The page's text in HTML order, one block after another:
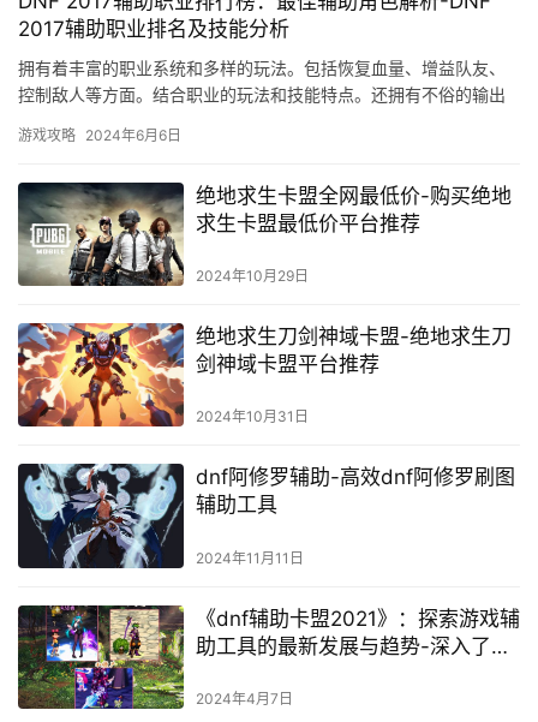
2017辅助职业排名及技能分析
拥有着丰富的职业系统和多样的玩法。包括恢复血量、增益队友、
控制敌人等方面。结合职业的玩法和技能特点。还拥有不俗的输出
游戏攻略 2024年6月6日
绝地求生卡盟全网最低价-购买绝地
求生卡盟最低价平台推荐
2024年10月29日
绝地求生刀剑神域卡盟-绝地求生刀
剑神域卡盟平台推荐
2024年10月31日
dnf阿修罗辅助-高效dnf阿修罗刷图
辅助工具
2024年11月11日
《dnf辅助卡盟2021》：探索游戏辅
助工具的最新发展与趋势-深入了解
工具与策略
2024年4月7日